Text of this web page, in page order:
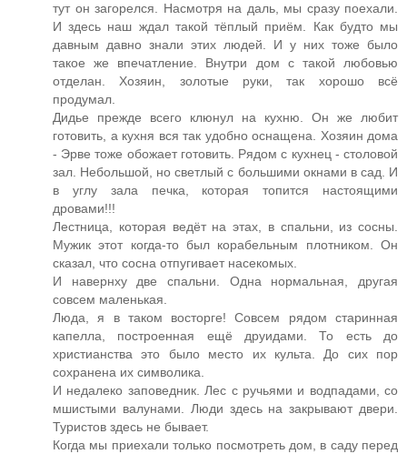
тут он загорелся. Насмотря на даль, мы сразу поехали.
И здесь наш ждал такой тёплый приём. Как будто мы
давным давно знали этих людей. И у них тоже было
такое же впечатление. Внутри дом с такой любовью
отделан. Хозяин, золотые руки, так хорошо всё
продумал.
Дидье прежде всего клюнул на кухню. Он же любит
готовить, а кухня вся так удобно оснащена. Хозяин дома
- Эрве тоже обожает готовить. Рядом с кухнец - столовой
зал. Небольшой, но светлый с большими окнами в сад. И
в углу зала печка, которая топится настоящими
дровами!!!
Лестница, которая ведёт на этах, в спальни, из сосны.
Мужик этот когда-то был корабельным плотником. Он
сказал, что сосна отпугивает насекомых.
И навернху две спальни. Одна нормальная, другая
совсем маленькая.
Люда, я в таком восторге! Совсем рядом старинная
капелла, построенная ещё друидами. То есть до
христианства это было место их культа. До сих пор
сохранена их символика.
И недалеко заповедник. Лес с ручьями и водпадами, со
мшистыми валунами. Люди здесь на закрывают двери.
Туристов здесь не бывает.
Когда мы приехали только посмотреть дом, в саду перед